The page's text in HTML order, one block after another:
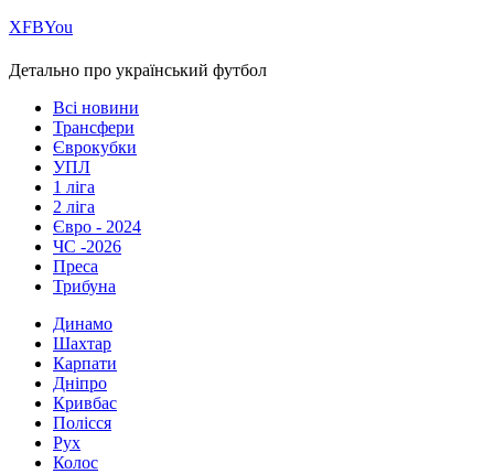
ХFBYou
Детально про український футбол
Всі новини
Трансфери
Єврокубки
УПЛ
1 ліга
2 ліга
Євро - 2024
ЧС -2026
Преса
Трибуна
Динамо
Шахтар
Карпати
Дніпро
Кривбас
Полісся
Рух
Колос